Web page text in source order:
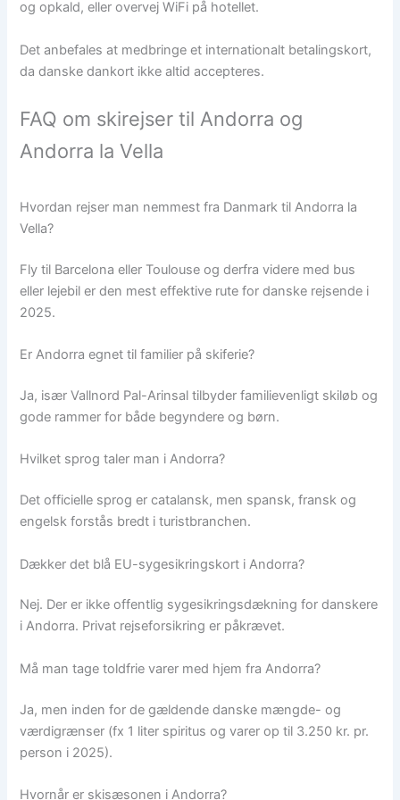
og opkald, eller overvej WiFi på hotellet.
Det anbefales at medbringe et internationalt betalingskort,
da danske dankort ikke altid accepteres.
FAQ om skirejser til Andorra og
Andorra la Vella
Hvordan rejser man nemmest fra Danmark til Andorra la
Vella?
Fly til Barcelona eller Toulouse og derfra videre med bus
eller lejebil er den mest effektive rute for danske rejsende i
2025.
Er Andorra egnet til familier på skiferie?
Ja, især Vallnord Pal-Arinsal tilbyder familievenligt skiløb og
gode rammer for både begyndere og børn.
Hvilket sprog taler man i Andorra?
Det officielle sprog er catalansk, men spansk, fransk og
engelsk forstås bredt i turistbranchen.
Dækker det blå EU-sygesikringskort i Andorra?
Nej. Der er ikke offentlig sygesikringsdækning for danskere
i Andorra. Privat rejseforsikring er påkrævet.
Må man tage toldfrie varer med hjem fra Andorra?
Ja, men inden for de gældende danske mængde- og
værdigrænser (fx 1 liter spiritus og varer op til 3.250 kr. pr.
person i 2025).
Hvornår er skisæsonen i Andorra?